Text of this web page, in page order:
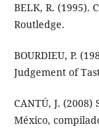
BELK, R. (1995).
Routledge.
BOURDIEU, P.
Judgement of
CANTÚ, J.
México,